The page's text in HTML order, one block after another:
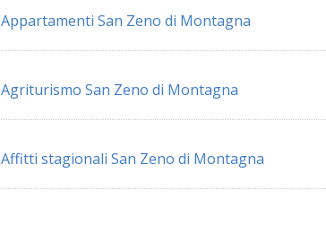
Appartamenti San Zeno di Montagna
Agriturismo San Zeno di Montagna
Affitti stagionali San Zeno di Montagna